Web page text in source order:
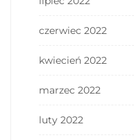
czerwiec 2022
kwiecień 2022
marzec 2022
luty 2022